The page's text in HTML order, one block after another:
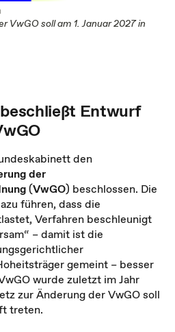
VwGO soll am 1. Januar 2027 in
Entwurf
den
der
(VwGO) beschlossen. Die
führen, dass die
Verfahren beschleunigt
– damit ist die
gemeint – besser
wurde zuletzt im Jahr
zur Änderung der VwGO soll
treten.